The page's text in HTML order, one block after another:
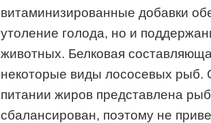
витаминизированные добавки
утоление голода, но и
животных. Белковая
некоторые виды лососевых
питании жиров представлена
сбалансирован, поэтому не